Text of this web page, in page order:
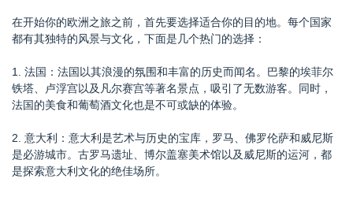
在开始你的欧洲之旅之前，首先要选择适合你的目的地。每个国家
都有其独特的风景与文化，下面是几个热门的选择：
1. 法国：法国以其浪漫的氛围和丰富的历史而闻名。巴黎的埃菲尔
铁塔、卢浮宫以及凡尔赛宫等著名景点，吸引了无数游客。同时，
法国的美食和葡萄酒文化也是不可或缺的体验。
2. 意大利：意大利是艺术与历史的宝库，罗马、佛罗伦萨和威尼斯
是必游城市。古罗马遗址、博尔盖塞美术馆以及威尼斯的运河，都
是探索意大利文化的绝佳场所。